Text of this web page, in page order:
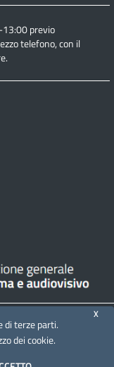
previo
telefono, con il
audiovisivo
X
di terze parti.
dei cookie.